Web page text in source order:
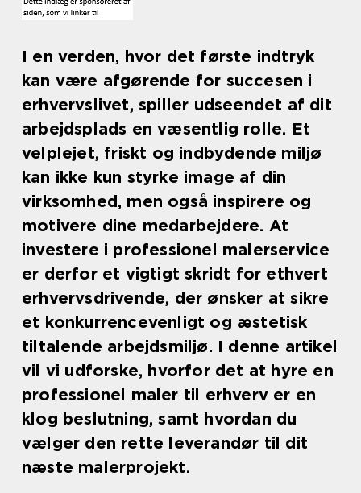
I en verden, hvor det første indtryk
kan være afgørende for succesen i
erhvervslivet, spiller udseendet af dit
arbejdsplads en væsentlig rolle. Et
velplejet, friskt og indbydende miljø
kan ikke kun styrke image af din
virksomhed, men også inspirere og
motivere dine medarbejdere. At
investere i professionel malerservice
er derfor et vigtigt skridt for ethvert
erhvervsdrivende, der ønsker at sikre
et konkurrencevenligt og æstetisk
tiltalende arbejdsmiljø. I denne artikel
vil vi udforske, hvorfor det at hyre en
professionel maler til erhverv er en
klog beslutning, samt hvordan du
vælger den rette leverandør til dit
næste malerprojekt.